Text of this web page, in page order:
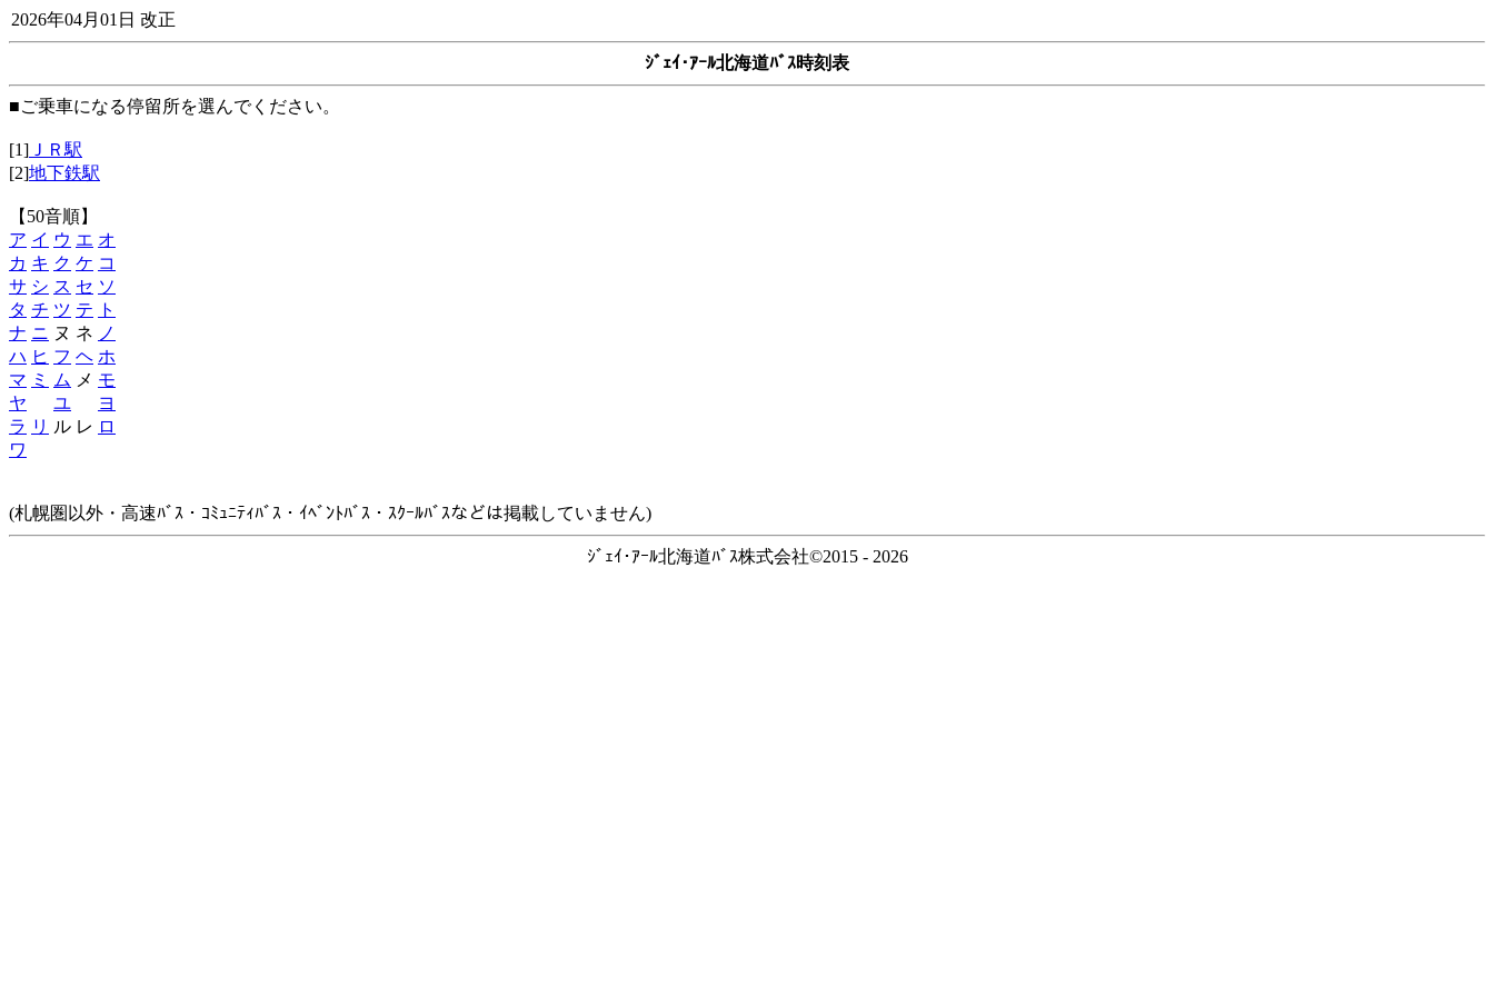
2026年04月01日 改正
ｼﾞｪｲ･ｱｰﾙ北海道ﾊﾞｽ時刻表
■ご乗車になる停留所を選んでください。
[1] ＪＲ駅
[2]地下鉄駅
【50音順】
ア イ ウ エ オ
カ キ ク ケ コ
サ シ ス セ ソ
タ チ ツ テ
ト
ナ ニ ヌ ネ ノ
ハ ヒ フ ヘ ホ
マ ミ ム メ モ
ヤ
ユ
ヨ
ラ リ ル レ ロ
ワ
(札幌圏以外・高速ﾊﾞｽ・ｺﾐｭﾆﾃｨﾊﾞｽ・ｲﾍﾞﾝﾄﾊﾞｽ・ｽｸｰﾙﾊﾞｽなどは掲載していません)
ｼﾞｪｲ･ｱｰﾙ北海道ﾊﾞｽ株式会社©2015 - 2026